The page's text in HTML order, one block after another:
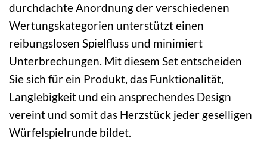
durchdachte Anordnung der verschiedenen
Wertungskategorien unterstützt einen
reibungslosen Spielfluss und minimiert
Unterbrechungen. Mit diesem Set entscheiden
Sie sich für ein Produkt, das Funktionalität,
Langlebigkeit und ein ansprechendes Design
vereint und somit das Herzstück jeder geselligen
Würfelspielrunde bildet.